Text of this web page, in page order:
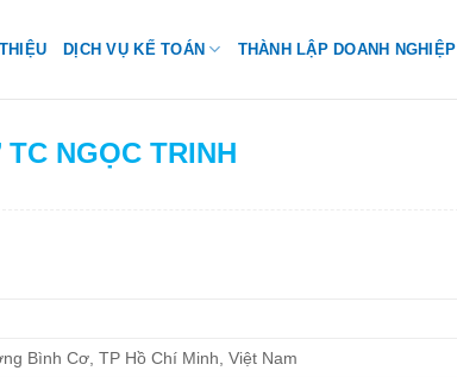
DỊCH VỤ KẾ TOÁN THÀNH LẬP DOANH NGHIỆP
NGỌC TRINH
Bình Cơ, TP Hồ Chí Minh, Việt Nam